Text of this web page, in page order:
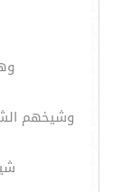
وشيخهم